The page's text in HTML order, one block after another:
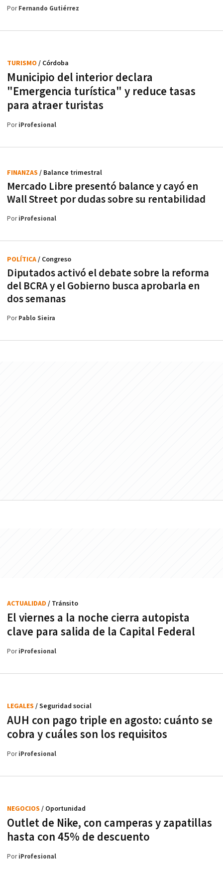
PorFernando Gutiérrez
Municipio del interior declara
"Emergencia turística" y reduce tasas
para atraer turistas
TURISMO / Córdoba
PoriProfesional
Mercado Libre presentó balance y cayó en
Wall Street por dudas sobre su rentabilidad
FINANZAS / Balance trimestral
PoriProfesional
Diputados activó el debate sobre la reforma
del BCRA y el Gobierno busca aprobarla en
dos semanas
POLÍTICA/ Congreso
PorPablo Sieira
El viernes a la noche cierra autopista
clave para salida de la Capital Federal
ACTUALIDAD / Tránsito
PoriProfesional
AUH con pago triple en agosto: cuánto se
cobra y cuáles son los requisitos
LEGALES / Seguridad social
PoriProfesional
Outlet de Nike, con camperas y zapatillas
hasta con 45% de descuento
NEGOCIOS / Oportunidad
PoriProfesional